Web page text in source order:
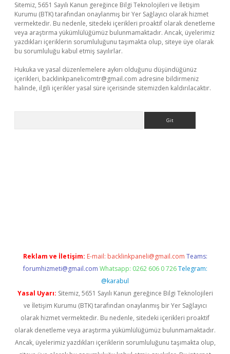
Sitemiz, 5651 Sayılı Kanun gereğince Bilgi Teknolojileri ve İletişim
Kurumu (BTK) tarafından onaylanmış bir Yer Sağlayıcı olarak hizmet
vermektedir. Bu nedenle, sitedeki içerikleri proaktif olarak denetleme
veya araştırma yükümlülüğümüz bulunmamaktadır. Ancak, üyelerimiz
yazdıkları içeriklerin sorumluluğunu taşımakta olup, siteye üye olarak
bu sorumluluğu kabul etmiş sayılırlar.
Hukuka ve yasal düzenlemelere aykırı olduğunu düşündüğünüz
içerikleri, backlinkpanelicomtr@gmail.com adresine bildirmeniz
halinde, ilgili içerikler yasal süre içerisinde sitemizden kaldırılacaktır.
Reklam ve İletişim: E-mail: backlinkpaneli@gmail.com Teams:
forumhizmeti@gmail.com Whatsapp: 0262 606 0 726 Telegram:
@karabul
Yasal Uyarı: Sitemiz, 5651 Sayılı Kanun gereğince Bilgi Teknolojileri
ve İletişim Kurumu (BTK) tarafından onaylanmış bir Yer Sağlayıcı
olarak hizmet vermektedir. Bu nedenle, sitedeki içerikleri proaktif
olarak denetleme veya araştırma yükümlülüğümüz bulunmamaktadır.
Ancak, üyelerimiz yazdıkları içeriklerin sorumluluğunu taşımakta olup,